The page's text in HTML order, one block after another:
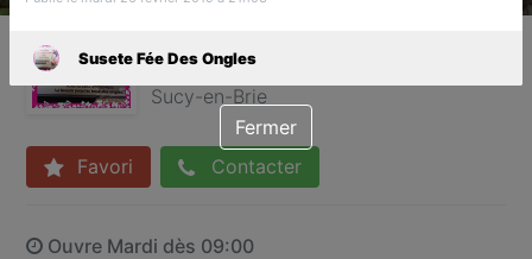
Bar à ongles
Sucy-en-Brie
Favori Contacter
Ouvre Mardi dès 09:00
Susete Fée Des Ongles
Fermer